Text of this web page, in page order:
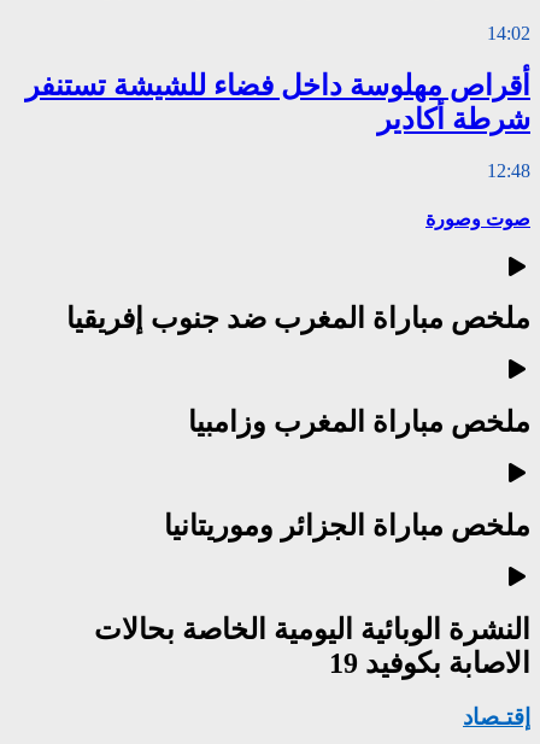
14:02
أقراص مهلوسة داخل فضاء للشيشة تستنفر
شرطة أكادير
12:48
صوت وصورة
ملخص مباراة المغرب ضد جنوب إفريقيا
ملخص مباراة المغرب وزامبيا
ملخص مباراة الجزائر وموريتانيا
النشرة الوبائية اليومية الخاصة بحالات
الاصابة بكوفيد 19
إقتـصاد